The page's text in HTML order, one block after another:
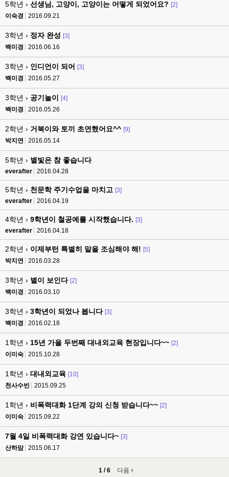
5학년 › 선생님, 고양이, 고양이는 어떻게 되었어요? [2]
이숙경
2016.09.21
3학년 › 정자 완성 [3]
백미경
2016.06.16
3학년 › 인디언이 되어
[3]
백미경
2016.05.27
3학년 › 공기놀이
[4]
백미경
2016.05.26
2학년 › 거북이와 토끼 초연했어요^^ [9]
박지연
2016.05.14
5학년 › 별빛은 참 좋습니다
everafter 2016.04.28
5학년 › 천문학 주기수업을 마치고 [3]
everafter
2016.04.19
4학년 › 9학년이 철공예를 시작했습니다. [3]
everafter
2016.04.18
2학년 › 이제부턴 특별히 말을 조심해야 해! [5]
박지연
2016.03.28
3학년 › 별이 보인다 [2]
백미경
2016.03.10
3학년 › 3학년이 되었나 봅니다 [3]
백미경
2016.02.18
1학년 › 15년 가을 두번째 대내외교육 현장입니다~~ [2]
이미숙
2015.10.28
1학년 › 대내외교육 [10]
천사수빈
2015.09.25
1학년 › 비폭력대화 1단계 강의 신청 받습니다~~ [2]
이미숙
2015.09.22
7월 4일 비폭력대화 강연 있습니다~ [3]
산하맘
2015.06.17
1 / 6 다음